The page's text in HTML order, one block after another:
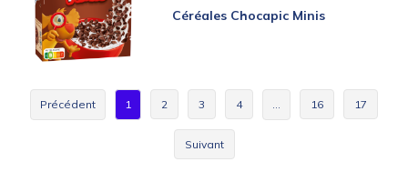
Céréales Chocapic Minis
Précédent 1 2 3 4 … 16 17
Suivant